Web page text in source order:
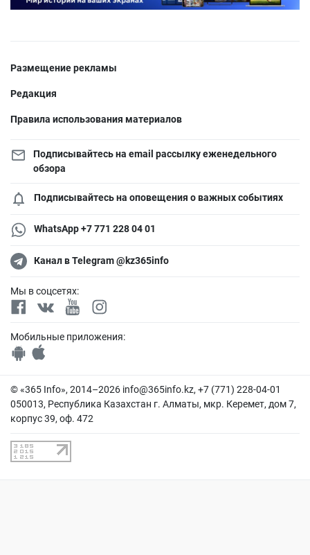
Размещение рекламы
Редакция
Правила использования материалов
Подписывайтесь на email рассылку еженедельного
обзора
Подписывайтесь на оповещения о важных событиях
WhatsApp +7 771 228 04 01
Канал в Telegram @kz365info
Мы в соцсетях:
Мобильные приложения:
© «365 Info», 2014–2026 info@365info.kz, +7 (771) 228-04-01
050013, Республика Казахстан г. Алматы, мкр. Керемет, дом 7,
корпус 39, оф. 472